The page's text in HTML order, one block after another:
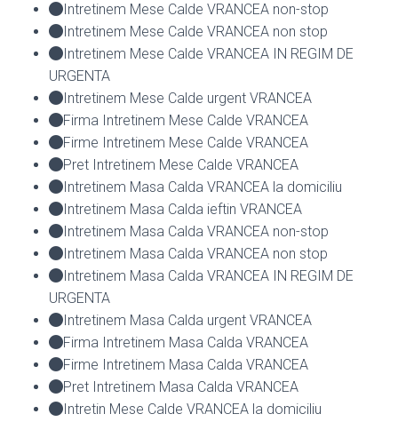
Intretinem Mese Calde VRANCEA non-stop
Intretinem Mese Calde VRANCEA non stop
Intretinem Mese Calde VRANCEA IN REGIM DE
URGENTA
Intretinem Mese Calde urgent VRANCEA
Firma Intretinem Mese Calde VRANCEA
Firme Intretinem Mese Calde VRANCEA
Pret Intretinem Mese Calde VRANCEA
Intretinem Masa Calda VRANCEA la domiciliu
Intretinem Masa Calda ieftin VRANCEA
Intretinem Masa Calda VRANCEA non-stop
Intretinem Masa Calda VRANCEA non stop
Intretinem Masa Calda VRANCEA IN REGIM DE
URGENTA
Intretinem Masa Calda urgent VRANCEA
Firma Intretinem Masa Calda VRANCEA
Firme Intretinem Masa Calda VRANCEA
Pret Intretinem Masa Calda VRANCEA
Intretin Mese Calde VRANCEA la domiciliu